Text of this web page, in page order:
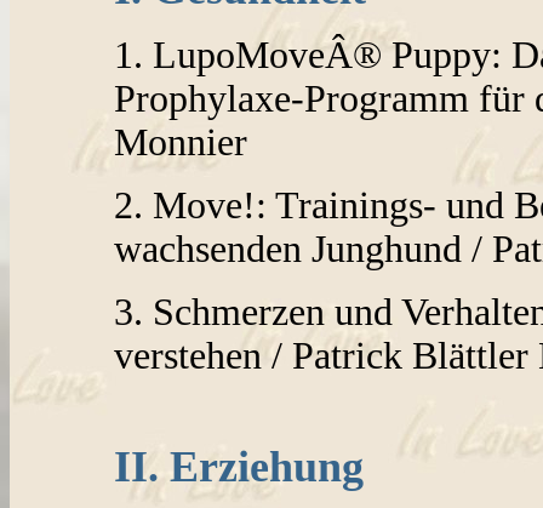
1. LupoMoveÂ® Puppy:
Prophylaxe-Programm für
Monnier
2. Move!: Trainings- und
wachsenden Junghund /
3. Schmerzen und
verstehen / Patrick Blättler
II. Erziehung